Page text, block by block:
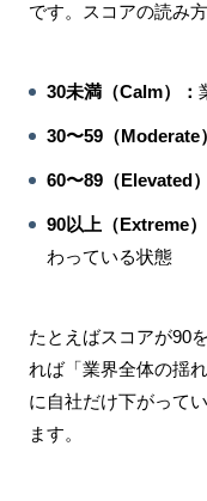
です。スコアの読み
30未満（Calm）：
30〜59（Moderate
60〜89（Elevated
90以上（Extreme）
わっている状態
たとえばスコアが90
れば「業界全体の揺
に自社だけ下がって
ます。